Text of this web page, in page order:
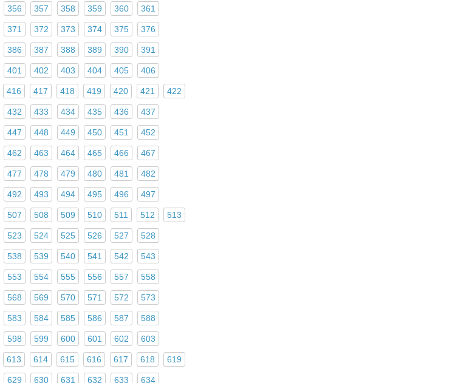
356 357 358 359 360 361
371 372 373 374 375 376
386 387 388 389 390 391
401 402 403 404 405 406
416 417 418 419 420 421 422
432 433 434 435 436 437
447 448 449 450 451 452
462 463 464 465 466 467
477 478 479 480 481 482
492 493 494 495 496 497
507 508 509 510 511 512 513
523 524 525 526 527 528
538 539 540 541 542 543
553 554 555 556 557 558
568 569 570 571 572 573
583 584 585 586 587 588
598 599 600 601 602 603
613 614 615 616 617 618 619
629 630 631 632 633 634